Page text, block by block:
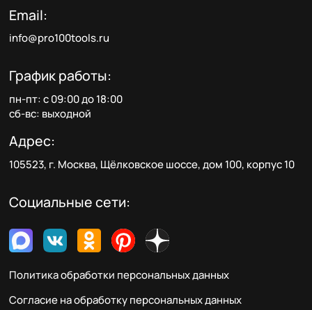
Email:
info@pro100tools.ru
График работы:
пн-пт: с 09:00 до 18:00
сб-вс: выходной
Адрес:
105523, г. Москва, Щёлковское шоссе, дом 100, корпус 10
Социальные сети:
Политика обработки персональных данных
Согласие на обработку персональных данных